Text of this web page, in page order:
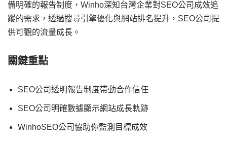
備明確的報告制度，Winho深知台灣企業對SEO公司成效追
蹤的需求，透過搜尋引擎優化與網站排名提升，SEO公司提
供可觀的流量成長。
關鍵重點
SEO公司透明報告制度帶動合作信任
SEO公司明確數據顯示網站成長軌跡
WinhoSEO公司協助你監測目標成效